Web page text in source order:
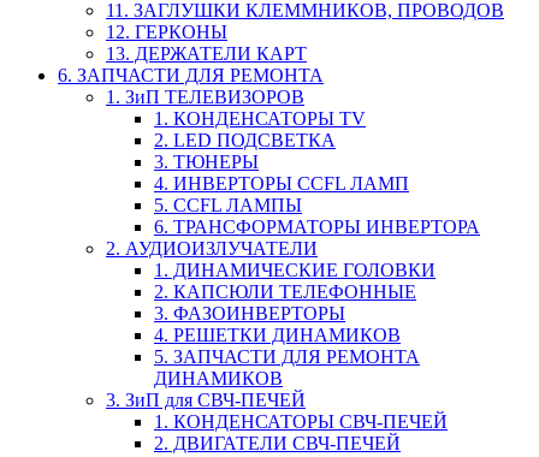
11. ЗАГЛУШКИ КЛЕММНИКОВ, ПРОВОДОВ
12. ГЕРКОНЫ
13. ДЕРЖАТЕЛИ КАРТ
6. ЗАПЧАСТИ ДЛЯ РЕМОНТА
1. ЗиП ТЕЛЕВИЗОРОВ
1. КОНДЕНСАТОРЫ TV
2. LED ПОДСВЕТКА
3. ТЮНЕРЫ
4. ИНВЕРТОРЫ CCFL ЛАМП
5. CCFL ЛАМПЫ
6. ТРАНСФОРМАТОРЫ ИНВЕРТОРА
2. АУДИОИЗЛУЧАТЕЛИ
1. ДИНАМИЧЕСКИЕ ГОЛОВКИ
2. КАПСЮЛИ ТЕЛЕФОННЫЕ
3. ФАЗОИНВЕРТОРЫ
4. РЕШЕТКИ ДИНАМИКОВ
5. ЗАПЧАСТИ ДЛЯ РЕМОНТА
ДИНАМИКОВ
3. ЗиП для СВЧ-ПЕЧЕЙ
1. КОНДЕНСАТОРЫ СВЧ-ПЕЧЕЙ
2. ДВИГАТЕЛИ СВЧ-ПЕЧЕЙ